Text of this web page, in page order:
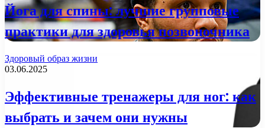
Йога для спины: лучшие групповые
практики для здоровья позвоночника
Здоровый образ жизни
03.06.2025
Эффективные тренажеры для ног: как
выбрать и зачем они нужны